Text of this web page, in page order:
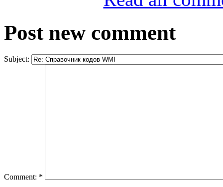
Post new comment
Subject:
Comment: *